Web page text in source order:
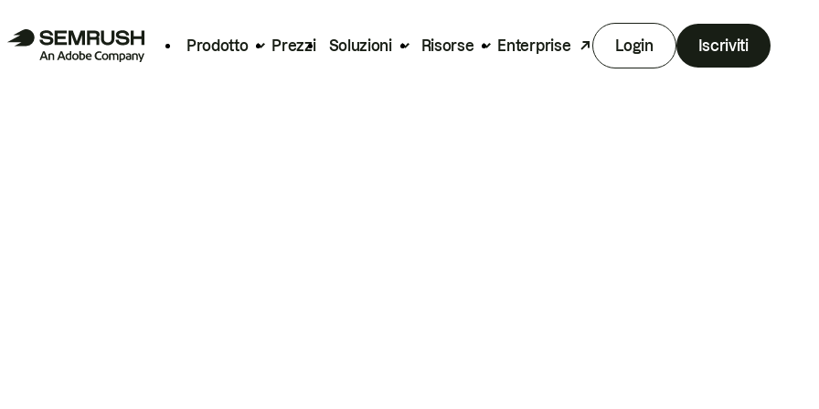
Prodotto Prezzi Soluzioni Risorse Enterprise Login Iscriviti